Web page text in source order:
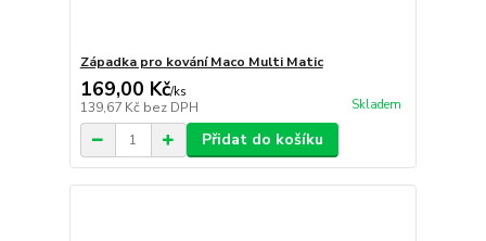
Západka pro kování Maco Multi Matic
169,00 Kč/ks
139,67 Kč bez DPH Skladem
Přidat do košíku